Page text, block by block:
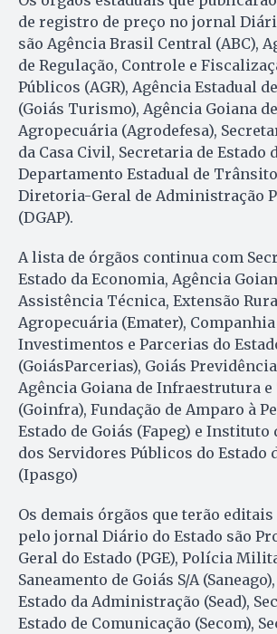
de registro de preço no jornal
são Agência Brasil Central (ABC),
de Regulação, Controle e
Públicos (AGR), Agência Estadual
(Goiás Turismo), Agência Goiana
Agropecuária (Agrodefesa),
da Casa Civil, Secretaria de Estado
Departamento Estadual de
Diretoria-Geral de Administração
(DGAP).
A lista de órgãos continua com
Estado da Economia, Agência
Assistência Técnica, Extensão
Agropecuária (Emater), Companhia
Investimentos e Parcerias do
(GoiásParcerias), Goiás
Agência Goiana de Infraestrutura
(Goinfra), Fundação de Amparo à
Estado de Goiás (Fapeg) e Instituto
dos Servidores Públicos do Estado
(Ipasgo)
Os demais órgãos que terão
pelo jornal Diário do Estado são
Geral do Estado (PGE), Polícia
Saneamento de Goiás S/A
Estado da Administração (Sead),
Estado de Comunicação (Secom),